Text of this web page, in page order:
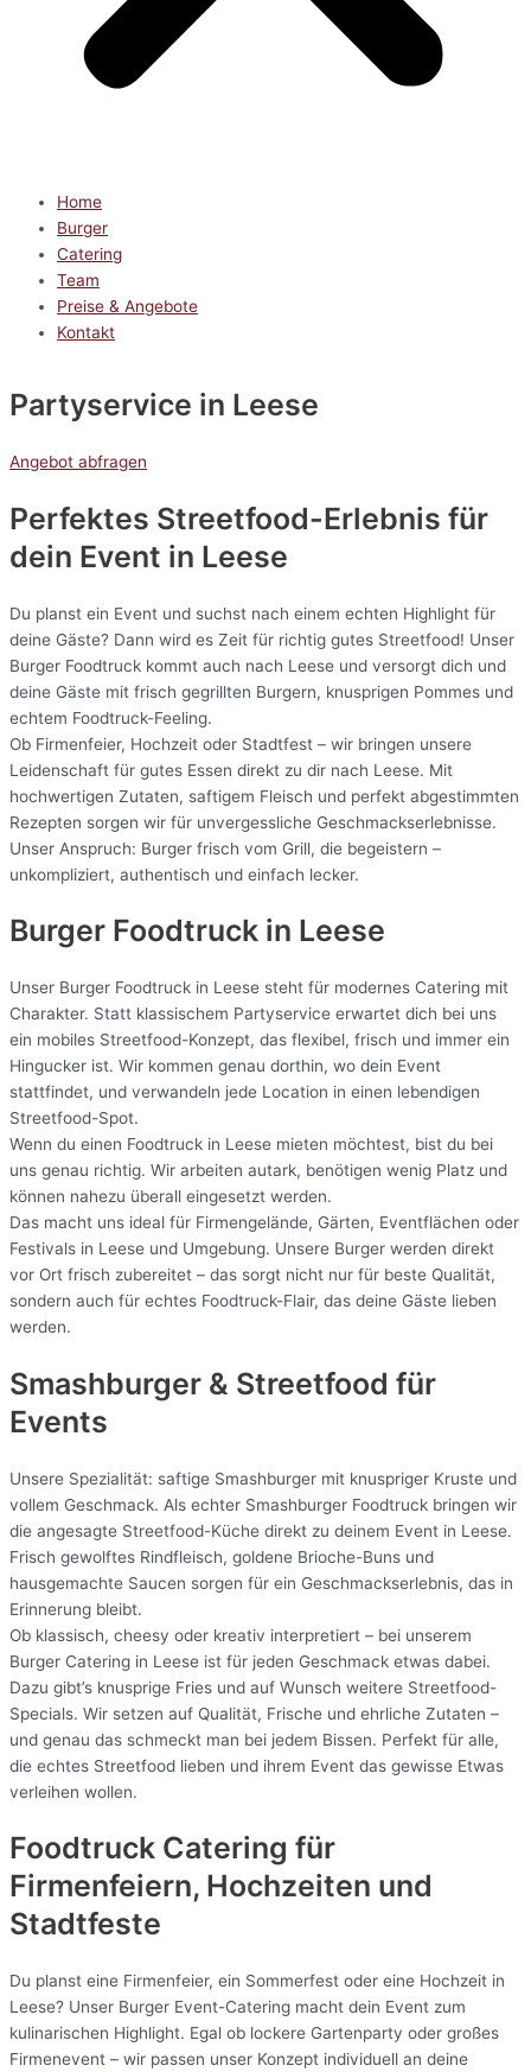
Home
Burger
Catering
Team
Preise & Angebote
Kontakt
Partyservice in Leese
Angebot abfragen
Perfektes Streetfood-Erlebnis für
dein Event in Leese
Du planst ein Event und suchst nach einem echten Highlight für
deine Gäste? Dann wird es Zeit für richtig gutes Streetfood! Unser
Burger Foodtruck kommt auch nach Leese und versorgt dich und
deine Gäste mit frisch gegrillten Burgern, knusprigen Pommes und
echtem Foodtruck-Feeling.
Ob Firmenfeier, Hochzeit oder Stadtfest – wir bringen unsere
Leidenschaft für gutes Essen direkt zu dir nach Leese. Mit
hochwertigen Zutaten, saftigem Fleisch und perfekt abgestimmten
Rezepten sorgen wir für unvergessliche Geschmackserlebnisse.
Unser Anspruch: Burger frisch vom Grill, die begeistern –
unkompliziert, authentisch und einfach lecker.
Burger Foodtruck in Leese
Unser Burger Foodtruck in Leese steht für modernes Catering mit
Charakter. Statt klassischem Partyservice erwartet dich bei uns
ein mobiles Streetfood-Konzept, das flexibel, frisch und immer ein
Hingucker ist. Wir kommen genau dorthin, wo dein Event
stattfindet, und verwandeln jede Location in einen lebendigen
Streetfood-Spot.
Wenn du einen Foodtruck in Leese mieten möchtest, bist du bei
uns genau richtig. Wir arbeiten autark, benötigen wenig Platz und
können nahezu überall eingesetzt werden.
Das macht uns ideal für Firmengelände, Gärten, Eventflächen oder
Festivals in Leese und Umgebung. Unsere Burger werden direkt
vor Ort frisch zubereitet – das sorgt nicht nur für beste Qualität,
sondern auch für echtes Foodtruck-Flair, das deine Gäste lieben
werden.
Smashburger & Streetfood für
Events
Unsere Spezialität: saftige Smashburger mit knuspriger Kruste und
vollem Geschmack. Als echter Smashburger Foodtruck bringen wir
die angesagte Streetfood-Küche direkt zu deinem Event in Leese.
Frisch gewolftes Rindfleisch, goldene Brioche-Buns und
hausgemachte Saucen sorgen für ein Geschmackserlebnis, das in
Erinnerung bleibt.
Ob klassisch, cheesy oder kreativ interpretiert – bei unserem
Burger Catering in Leese ist für jeden Geschmack etwas dabei.
Dazu gibt’s knusprige Fries und auf Wunsch weitere Streetfood-
Specials. Wir setzen auf Qualität, Frische und ehrliche Zutaten –
und genau das schmeckt man bei jedem Bissen. Perfekt für alle,
die echtes Streetfood lieben und ihrem Event das gewisse Etwas
verleihen wollen.
Foodtruck Catering für
Firmenfeiern, Hochzeiten und
Stadtfeste
Du planst eine Firmenfeier, ein Sommerfest oder eine Hochzeit in
Leese? Unser Burger Event-Catering macht dein Event zum
kulinarischen Highlight. Egal ob lockere Gartenparty oder großes
Firmenevent – wir passen unser Konzept individuell an deine